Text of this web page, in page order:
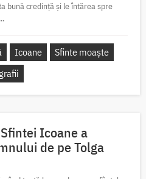
bună credință și le întărea spre
Icoane
Sfinte moaște
Icoane a
de pe Tolga